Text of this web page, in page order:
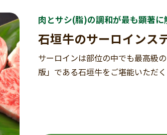
肉とサシ(脂)の調和が最も顕著に
石垣牛のサーロインス
サーロインは部位の中でも最高級
版」である石垣牛をご堪能いただ